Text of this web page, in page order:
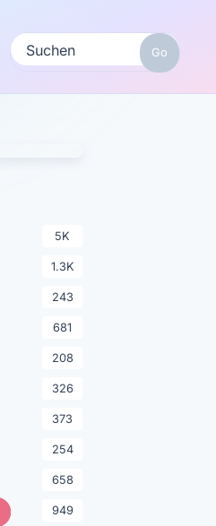
5K
1.3K
243
681
208
326
373
254
658
949